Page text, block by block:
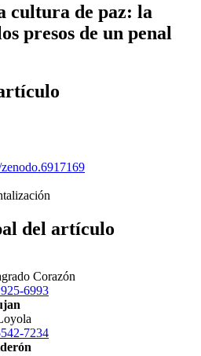
cultura de paz: la
presos de un penal
del artículo
Corazón
6993
7234